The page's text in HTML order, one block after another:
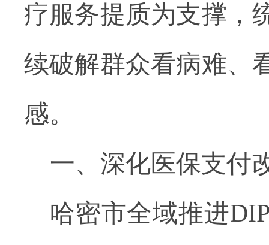
疗服务提质为支撑，
续破解群众看病难、
感。
一、 深化医保支付
哈密市全域推进